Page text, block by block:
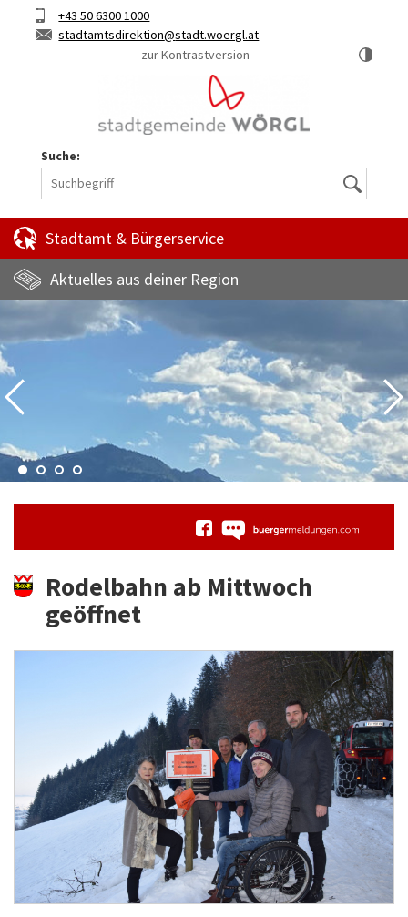
Hauptinhalt
KurztasteTelefon+43 50 6300 1000
E-
stadtamtsdirektion
stadt.woergl.at
zur Kontrastversion
Suche:
Suche
Stadtamt & Bürgerservice
Aktuelles aus deiner Region
Rodelbahn ab Mittwoch
geöffnet